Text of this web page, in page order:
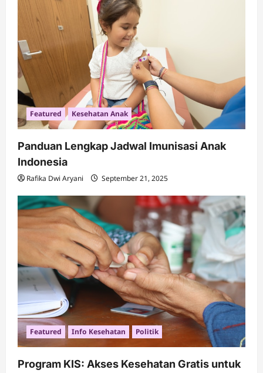
Featured Kesehatan Anak
Panduan Lengkap Jadwal Imunisasi Anak
Indonesia
Rafika Dwi Aryani September 21, 2025
Featured Info Kesehatan Politik
Program KIS: Akses Kesehatan Gratis untuk